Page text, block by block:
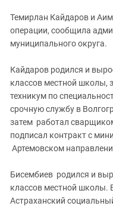
Южный Кавказ
ЮФО
Темирлан Кайдаров и
операции, сообщила
муниципального округа.
Кайдаров родился и
классов местной школы,
техникум по
срочную службу в
затем работал
подписал контракт с
Артемовском
Бисембиев родился и
классов местной школы.
Астраханский